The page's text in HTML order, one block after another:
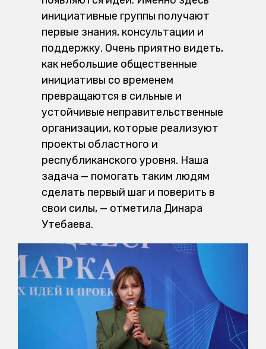
инициативные группы получают
первые знания, консультации и
поддержку. Очень приятно видеть,
как небольшие общественные
инициативы со временем
превращаются в сильные и
устойчивые неправительственные
организации, которые реализуют
проекты областного и
республиканского уровня. Наша
задача — помогать таким людям
сделать первый шаг и поверить в
свои силы, — отметила Динара
Утебаева.